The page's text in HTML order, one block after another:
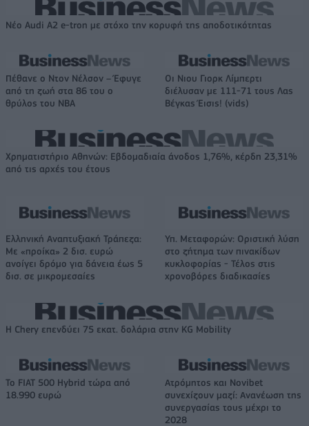
Νέο Audi A2 e-tron με στόχο την κορυφή της αποδοτικότητας
Πέθανε ο Ντον Νέλσον – Έφυγε
από τη ζωή στα 86 του ο
θρύλος του NBA
Οι Νιου Γιορκ Λίμπερτι
διέλυσαν με 111-71 τους Λας
Βέγκας Έισις! (vids)
Χρηματιστήριο Αθηνών: Εβδομαδιαία άνοδος 1,76%, κέρδη 23,31%
από τις αρχές του έτους
Ελληνική Αναπτυξιακή Τράπεζα:
Με «προίκα» 2 δισ. ευρώ
ανοίγει δρόμο για δάνεια έως 5
δισ. σε μικρομεσαίες
Υπ. Μεταφορών: Οριστική λύση
στο ζήτημα των πινακίδων
κυκλοφορίας - Τέλος στις
χρονοβόρες διαδικασίες
Η Chery επενδύει 75 εκατ. δολάρια στην KG Mobility
Το FIAT 500 Hybrid τώρα από
18.990 ευρώ
Ατρόμητος και Novibet
συνεχίζουν μαζί: Ανανέωση της
συνεργασίας τους μέχρι το
2028